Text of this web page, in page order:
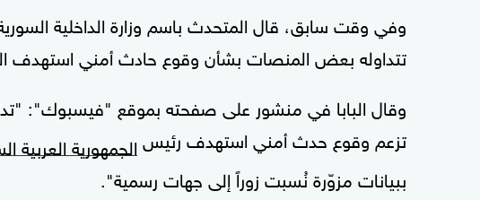
وفي وقت سابق، قال المتحدث باسم وزارة الداخلية السورية،
تتداوله بعض المنصات بشأن وقوع حادث أمني استهدف
وقال البابا في منشور على صفحته بموقع "فيسبوك":
تزعم وقوع حدث أمني استهدف رئيس الجمهورية العربية
ببيانات مزوّرة نُسبت زوراً إلى جهات رسمية".